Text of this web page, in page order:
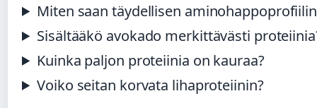
Miten saan täydellisen
Sisältääkö avokado merkittävästi
Kuinka paljon proteiinia on kauraa?
Voiko seitan korvata lihaproteiinin?